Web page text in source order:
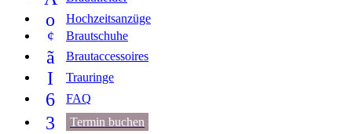
o Hoch­zeits­an­zü­ge
¢ Braut­schu­he
ã Braut­ac­ces­soires
I Trau­rin­ge
6 FAQ
3 Ter­min buchen